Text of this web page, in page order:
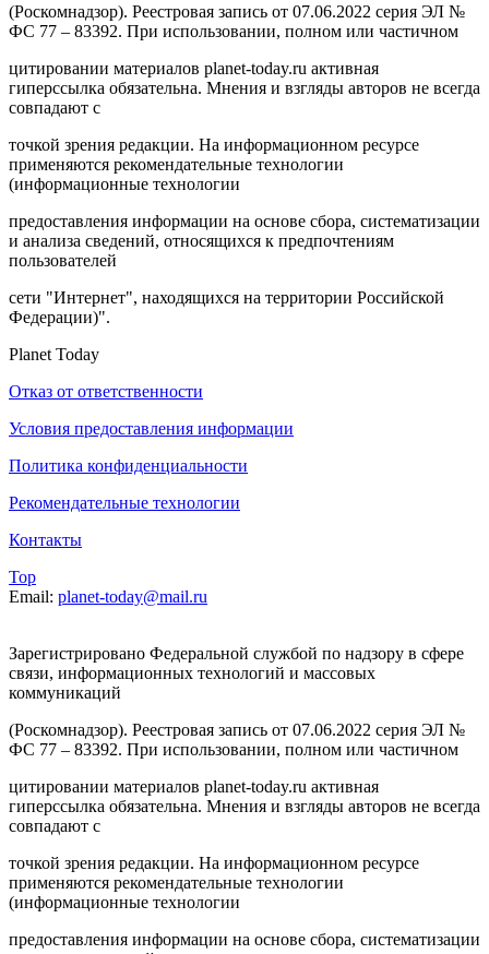
(Роскомнадзор). Реестровая запись от 07.06.2022 серия ЭЛ №
ФС 77 – 83392. При использовании, полном или частичном
цитировании материалов planet-today.ru активная
гиперссылка обязательна. Мнения и взгляды авторов не всегда
совпадают с
точкой зрения редакции. На информационном ресурсе
применяются рекомендательные технологии
(информационные технологии
предоставления информации на основе сбора, систематизации
и анализа сведений, относящихся к предпочтениям
пользователей
сети "Интернет", находящихся на территории Российской
Федерации)".
Planet Today
Отказ от ответственности
Условия предоставления информации
Политика конфиденциальности
Рекомендательные технологии
Контакты
Top
Email: planet-today@mail.ru
Зарегистрировано Федеральной службой по надзору в сфере
связи, информационных технологий и массовых
коммуникаций
(Роскомнадзор). Реестровая запись от 07.06.2022 серия ЭЛ №
ФС 77 – 83392. При использовании, полном или частичном
цитировании материалов planet-today.ru активная
гиперссылка обязательна. Мнения и взгляды авторов не всегда
совпадают с
точкой зрения редакции. На информационном ресурсе
применяются рекомендательные технологии
(информационные технологии
предоставления информации на основе сбора, систематизации